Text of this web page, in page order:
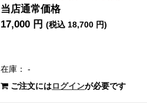
当店通常価格
17,000 円(税込 18,700 円)
在庫： -
ご注文にはログインが必要です